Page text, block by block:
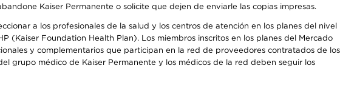
Kaiser Permanente o solicite que dejen de enviarle las copias impresas.
a los profesionales de la salud y los centros de atención en los planes del nivel
(Kaiser Foundation Health Plan). Los miembros inscritos en los planes del Mercado
y complementarios que participan en la red de proveedores contratados de los
grupo médico de Kaiser Permanente y los médicos de la red deben seguir los